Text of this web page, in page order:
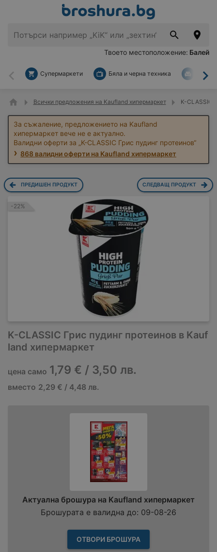
Твоето местоположение: Балей
Назад
Супермаркети Бяла и черна техника За
Всички предложения на Kaufland хипермаркет K-CLASSIC
За съжаление, предложението на Kaufland
хипермаркет вече не е актуално.
Валидни оферти за „K-CLASSIC Грис пудинг протеинов“
868 валидни оферти на Kaufland хипермаркет
ПРЕДИШЕН ПРОДУКТ СЛЕДВАЩ ПРОДУКТ
-22%
K-CLASSIC Грис пудинг протеинов в Kauf
land хипермаркет
цена само 1,79 € / 3,50 лв.
вместо 2,29 € / 4,48 лв.
Актуална брошура на Kaufland хипермаркет
Брошурата е валидна до: 09-08-26
ОТВОРИ БРОШУРА